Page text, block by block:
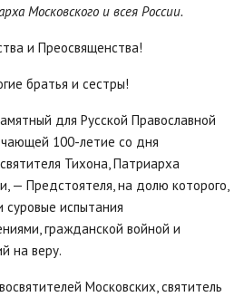
Московского и всея России.
и Преосвященства!
братья и сестры!
для Русской Православной
100-летие со дня
Тихона, Патриарха
— Предстоятеля, на долю которого,
испытания
гражданской войной и
на веру.
Московских, святитель